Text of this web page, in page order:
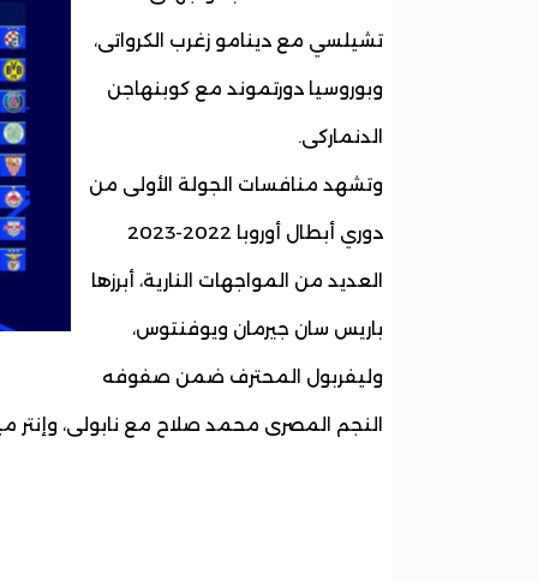
تشيلسي مع دينامو زغرب الكرواتى،
وبوروسيا دورتموند مع كوبنهاجن
الدنماركى.
وتشهد منافسات الجولة الأولى من
دوري أبطال أوروبا 2022-2023
العديد من المواجهات النارية، أبرزها
باريس سان جيرمان ويوفنتوس،
وليفربول المحترف ضمن صفوفه
النجم المصرى محمد صلاح مع نابولى، وإنتر